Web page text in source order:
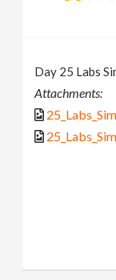
Day 25 Labs
Attachments: